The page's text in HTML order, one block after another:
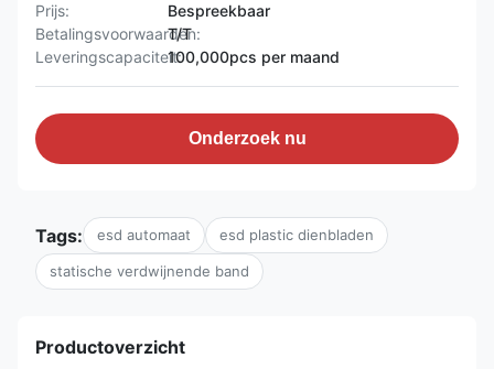
Prijs:
Bespreekbaar
Betalingsvoorwaarden:
T/T
Leveringscapaciteit:100,000pcs per maand
Onderzoek nu
Tags: esd automaat esd plastic dienbladen
statische verdwijnende band
Productoverzicht